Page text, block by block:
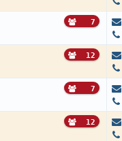
7
12
7
12